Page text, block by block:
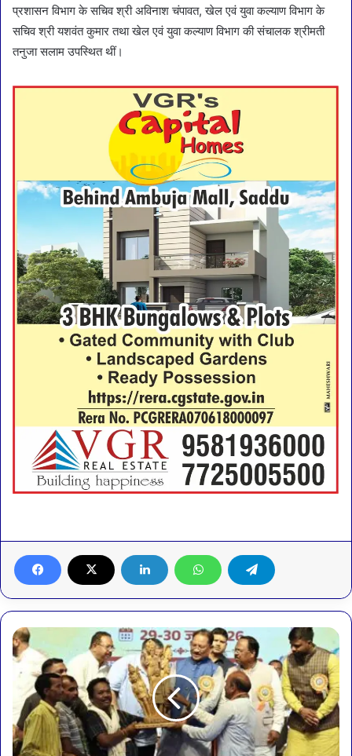
प्रशासन विभाग के सचिव श्री अविनाश चंपावत, खेल एवं युवा कल्याण विभाग के
सचिव श्री यशवंत कुमार तथा खेल एवं युवा कल्याण विभाग की संचालक श्रीमती
तनुजा सलाम उपस्थित थीं।